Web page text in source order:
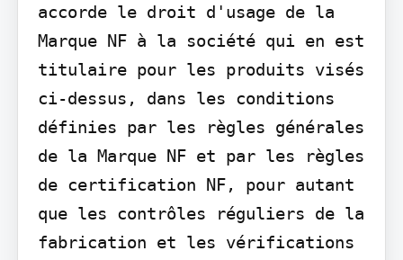
accorde le droit d'usage de la
Marque NF à la société qui en est
titulaire pour les produits visés
ci-dessus, dans les conditions
définies par les règles générales
de la Marque NF et par les règles
de certification NF, pour autant
que les contrôles réguliers de la
fabrication et les vérifications